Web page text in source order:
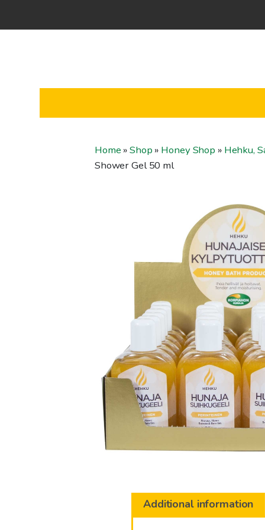
Home »Shop » Honey Shop » Hehku,
Shower Gel 50 ml
Additional information